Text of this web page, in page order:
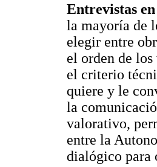
Entrevistas
la mayoría de
elegir entre
el orden de
el criterio
quiere y le
la
valorativo,
entre la
dialógico para